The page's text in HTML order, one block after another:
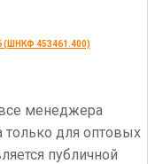
(ШНКФ 453461.400)
менеджера
только для оптовых
публичной